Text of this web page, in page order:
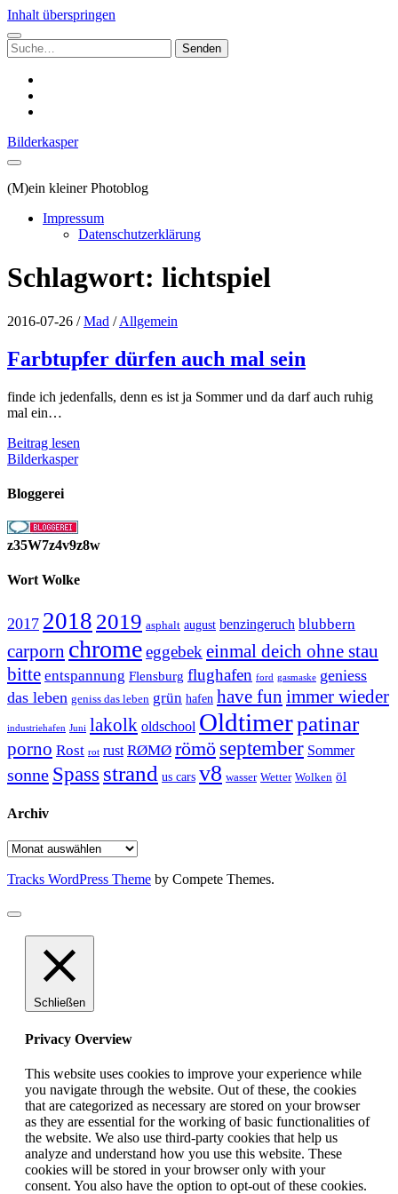
Inhalt überspringen
Suchen
nach:
Bilderkasper
(M)ein kleiner Photoblog
Impressum
Datenschutzerklärung
Schlagwort: lichtspiel
2016-07-26 /Mad /Allgemein
Farbtupfer dürfen auch mal sein
finde ich jedenfalls, denn es ist ja Sommer und da darf auch ruhig
mal ein…
Beitrag lesen
Bilderkasper
Bloggerei
z35W7z4v9z8w
Wort Wolke
2017 2018 2019 asphalt august benzingeruch blubbern
carporn chromeeggebek einmal deich ohne stau
bitte entspannung Flensburg flughafen ford gasmaske geniess
das leben geniss das leben grün hafen have fun immer wieder
industriehafen Juni lakolk oldschool Oldtimerpatinar
porno Rost rot rust RØMØ römö september Sommer
sonne Spass strand us cars v8 wasser Wetter Wolken öl
Archiv
Archiv
Tracks WordPress Theme by Compete Themes.
Schließen
Privacy Overview
This website uses cookies to improve your experience while
you navigate through the website. Out of these, the cookies
that are categorized as necessary are stored on your browser
as they are essential for the working of basic functionalities of
the website. We also use third-party cookies that help us
analyze and understand how you use this website. These
cookies will be stored in your browser only with your
consent. You also have the option to opt-out of these cookies.